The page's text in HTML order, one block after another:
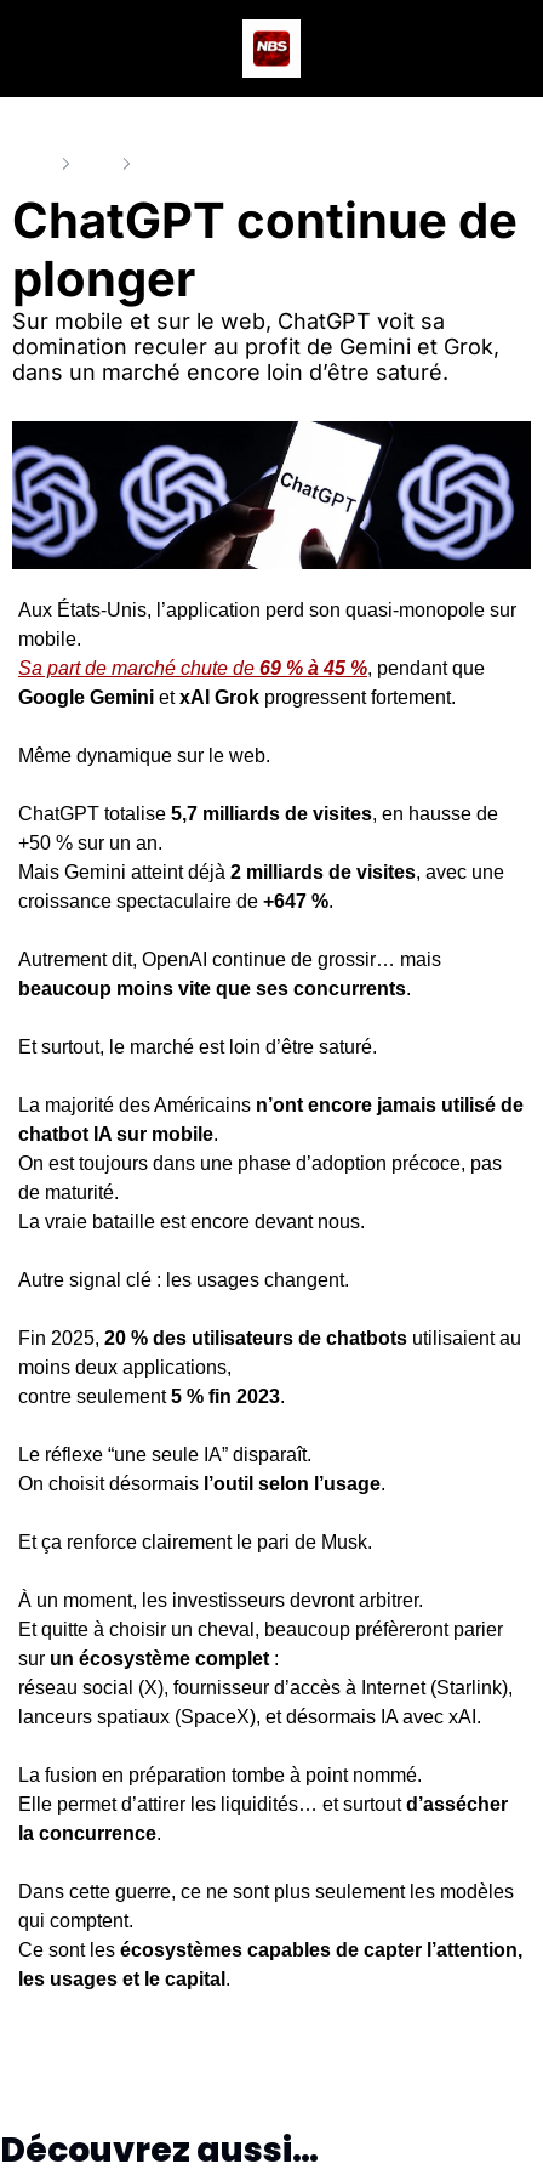
ChatGPT continue de
plonger
Sur mobile et sur le web, ChatGPT voit sa
domination reculer au profit de Gemini et Grok,
dans un marché encore loin d’être saturé.
Aux États-Unis, l’application perd son quasi-monopole sur
mobile.
Sa part de marché chute de 69 % à 45 %
Google Gemini et xAI Grok progressent fortement.
Même dynamique sur le web.
ChatGPT totalise 5,7 milliards de visites, en hausse de
+50 % sur un an.
Mais Gemini atteint déjà 2 milliards de visites, avec une
croissance spectaculaire de +647 %.
beaucoup moins vite que ses concurrents.
Et surtout, le marché est loin d’être saturé.
La majorité des Américains n’ont encore jamais utilisé de
chatbot IA sur mobile.
On est toujours dans une phase d’adoption précoce, pas
de maturité.
La vraie bataille est encore devant nous.
Autre signal clé : les usages changent.
Fin 2025, 20 % des utilisateurs de chatbots utilisaient au
moins deux applications,
contre seulement 5 % fin 2023.
Le réflexe “une seule IA” disparaît.
On choisit désormais l’outil selon l’usage.
Et ça renforce clairement le pari de Musk.
À un moment, les investisseurs devront arbitrer.
Et quitte à choisir un cheval, beaucoup préfèreront parier
sur un écosystème complet :
réseau social (X), fournisseur d’accès à Internet (Starlink),
lanceurs spatiaux (SpaceX), et désormais IA avec xAI.
La fusion en préparation tombe à point nommé.
Elle permet d’attirer les liquidités… et surtout d’assécher
la concurrence.
Dans cette guerre, ce ne sont plus seulement les modèles
qui comptent.
Ce sont les écosystèmes capables de capter l’attention,
les usages et le capital .
Découvrez aussi…